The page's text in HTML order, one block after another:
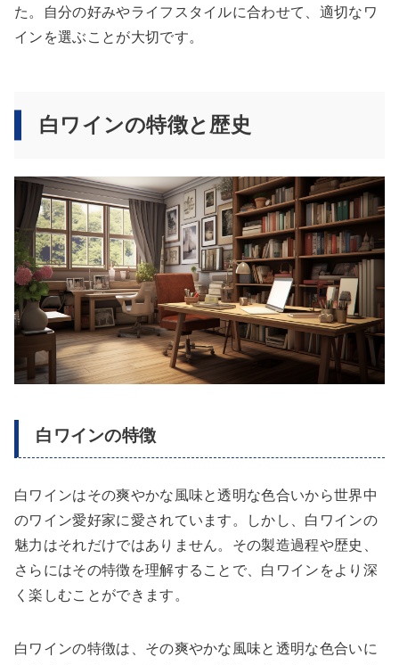
た。自分の好みやライフスタイルに合わせて、適切なワ
インを選ぶことが大切です。
白ワインの特徴と歴史
白ワインの特徴
白ワインはその爽やかな風味と透明な色合いから世界中
のワイン愛好家に愛されています。しかし、白ワインの
魅力はそれだけではありません。その製造過程や歴史、
さらにはその特徴を理解することで、白ワインをより深
く楽しむことができます。
白ワインの特徴は、その爽やかな風味と透明な色合いに